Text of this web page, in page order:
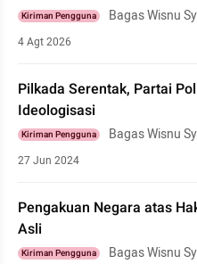
Kiriman Pengguna Bagas Wisnu
4 Agt 2026
Pilkada Serentak, Partai
Ideologisasi
Kiriman Pengguna Bagas Wisnu
27 Jun 2024
Pengakuan Negara atas
Asli
Kiriman Pengguna Bagas Wisnu